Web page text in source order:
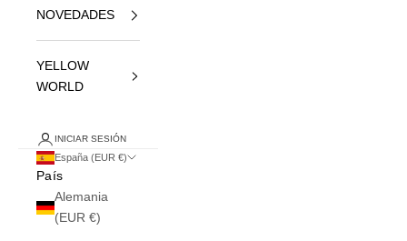
NOVEDADES
YELLOW
WORLD
INICIAR SESIÓN
España (EUR €)
País
Alemania
(EUR €)